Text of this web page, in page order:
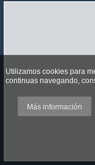
Utilizamos cookies para
continuas navegando,
Más información